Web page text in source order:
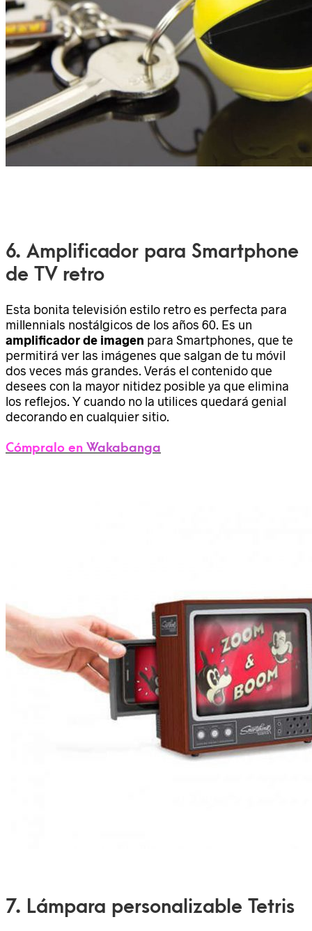
6. Amplificador para Smartphone
de TV retro
Esta bonita televisión estilo retro es perfecta para
millennials nostálgicos de los años 60. Es un
amplificador de imagen para Smartphones, que te
permitirá ver las imágenes que salgan de tu móvil
dos veces más grandes. Verás el contenido que
desees con la mayor nitidez posible ya que elimina
los reflejos. Y cuando no la utilices quedará genial
decorando en cualquier sitio.
Cómpralo en Wakabanga
7. Lámpara personalizable Tetris